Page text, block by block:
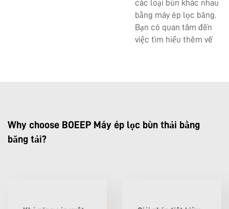
các loại bùn khác nhau
bằng máy ép lọc băng.
Bạn có quan tâm đến
việc tìm hiểu thêm về
Why choose BOEEP Máy ép lọc bùn thải bằng
băng tải?